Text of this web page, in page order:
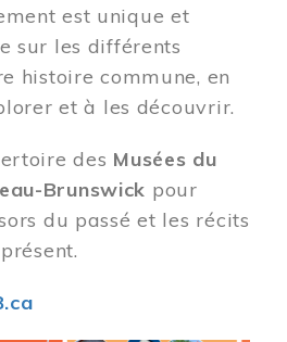
est unique et
sur les différents
histoire commune, en
et à les découvrir.
des Musées du
Brunswick pour
du passé et les récits